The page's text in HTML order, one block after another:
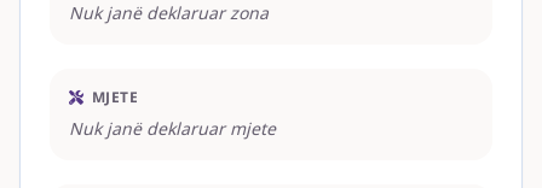
Nuk janë deklaruar zona
MJETE
Nuk janë deklaruar mjete